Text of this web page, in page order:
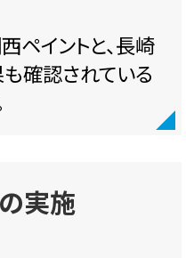
ペイントと、長崎
確認されている
実施